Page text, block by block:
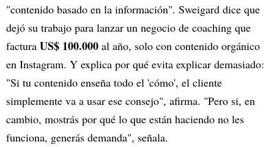
"contenido basado en la información". Sweigard dice que
dejó su trabajo para lanzar un negocio de coaching que
factura US$ 100.000 al año, solo con contenido orgánico
en Instagram. Y explica por qué evita explicar demasiado:
"Si tu contenido enseña todo el 'cómo', el cliente
simplemente va a usar ese consejo", afirma. "Pero si, en
cambio, mostrás por qué lo que están haciendo no les
funciona, generás demanda", señala.